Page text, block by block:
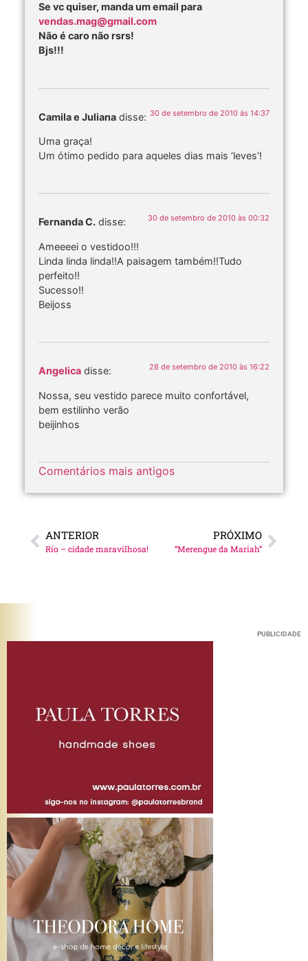
Se vc quiser, manda um email para
vendas.mag@gmail.com
Não é caro não rsrs!
Bjs!!!
Camila e Juliana disse: 30 de setembro de 2010 às 14:37
Uma graça!
Um ótimo pedido para aqueles dias mais ‘leves’!
Fernanda C. disse: 30 de setembro de 2010 às 00:32
Ameeeei o vestidoo!!!
Linda linda linda!!A paisagem também!!Tudo
perfeito!!
Sucesso!!
Beijoss
Angelica disse: 28 de setembro de 2010 às 16:22
Nossa, seu vestido parece muito confortável,
bem estilinho verão
beijinhos
Comentários mais antigos
ANTERIOR
Rio – cidade maravilhosa!
PRÓXIMO
“Merengue da Mariah”
PUBLICIDADE